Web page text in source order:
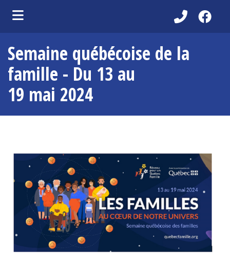
(Découvrir )
(Administration municipale )
(Services aux citoyens )
(Partenaires )
Semaine québécoise de la
famille - Du 13 au
19 mai 2024